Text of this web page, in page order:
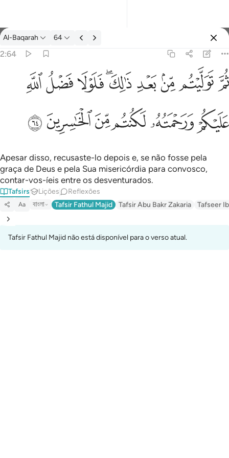
Tafsir: Al-Baqarah 2:64
Al-Baqarah 64
2:64
من بعد ذالك فلولا فضل الله عليكم ورحمته لكنتم من الخاسرين ٦٤
فَضْلُ ٱللَّهِ عَلَيْكُمْ وَرَحْمَتُهُۥ لَكُنتُم مِّنَ ٱلْخَـٰسِرِينَ ٦٤
ﱪﱫﱬﱭﱮﱯﱰﱱﱲ
ﱳﱴﱵﱶﱷﱸ
Apesar disso, recusaste-lo depois e, se não fosse pela
graça de Deus e pela Sua misericórdia para convosco,
contar-vos-íeis entre os desventurados.
Tafsirs Lições Reflexões
Aa বাংলা Tafsir Fathul Majid Tafsir Abu Bakr Zakaria Tafseer
Tafsir Fathul Majid não está disponível para o verso atual.